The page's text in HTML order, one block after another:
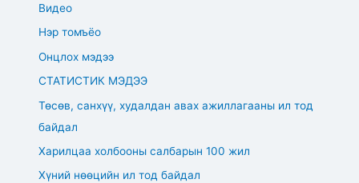
Видео
Нэр томъёо
Онцлох мэдээ
СТАТИСТИК МЭДЭЭ
Төсөв, санхүү, худалдан авах ажиллагааны ил тод
байдал
Харилцаа холбооны салбарын 100 жил
Хүний нөөцийн ил тод байдал